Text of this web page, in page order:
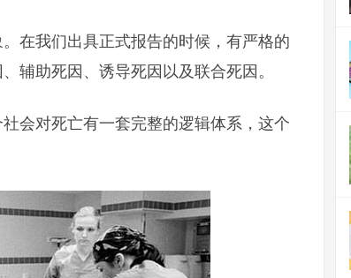
在我们出具正式报告的时候，有严格的
辅助死因、诱导死因以及联合死因。
会对死亡有一套完整的逻辑体系，这个